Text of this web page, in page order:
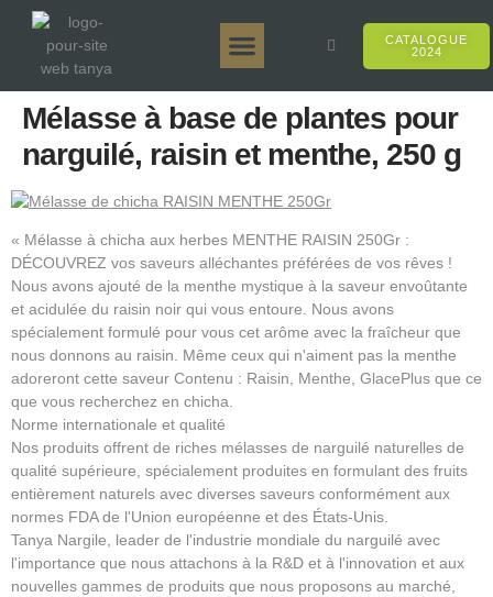
CATALOGUE
2024
Mélasse à base de plantes pour
narguilé, raisin et menthe, 250 g
« Mélasse à chicha aux herbes MENTHE RAISIN 250Gr :
DÉCOUVREZ vos saveurs alléchantes préférées de vos rêves !
Nous avons ajouté de la menthe mystique à la saveur envoûtante
et acidulée du raisin noir qui vous entoure. Nous avons
spécialement formulé pour vous cet arôme avec la fraîcheur que
nous donnons au raisin. Même ceux qui n'aiment pas la menthe
adoreront cette saveur Contenu : Raisin, Menthe, GlacePlus que ce
que vous recherchez en chicha.
Norme internationale et qualité
Nos produits offrent de riches mélasses de narguilé naturelles de
qualité supérieure, spécialement produites en formulant des fruits
entièrement naturels avec diverses saveurs conformément aux
normes FDA de l'Union européenne et des États-Unis.
Tanya Nargile, leader de l'industrie mondiale du narguilé avec
l'importance que nous attachons à la R&D et à l'innovation et aux
nouvelles gammes de produits que nous proposons au marché,